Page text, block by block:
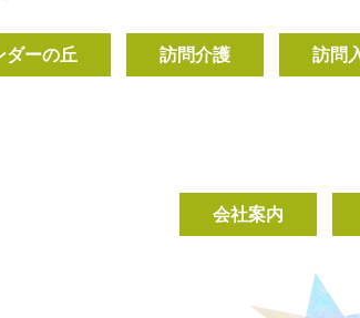
ダーの丘 訪問介護 訪問
会社案内